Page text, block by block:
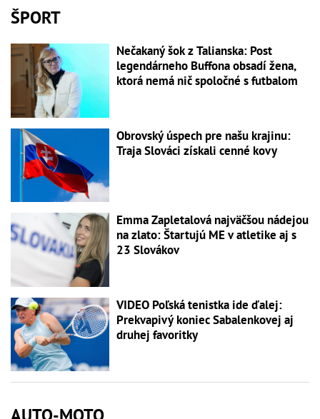
ŠPORT
Nečakaný šok z Talianska: Post
legendárneho Buffona obsadí žena,
ktorá nemá nič spoločné s futbalom
Obrovský úspech pre našu krajinu:
Traja Slováci získali cenné kovy
Emma Zapletalová najväčšou nádejou
na zlato: Štartujú ME v atletike aj s
23 Slovákov
VIDEO Poľská tenistka ide ďalej:
Prekvapivý koniec Sabalenkovej aj
druhej favoritky